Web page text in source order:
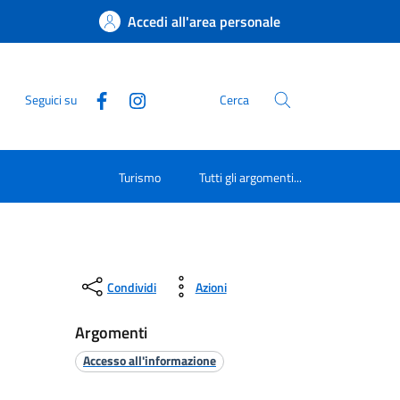
Accedi all'area personale
Seguici su Cerca
Turismo Tutti gli argomenti...
Condividi Azioni
Argomenti
Accesso all'informazione